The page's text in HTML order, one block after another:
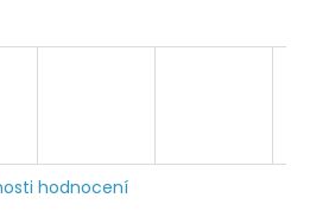
hodnocení